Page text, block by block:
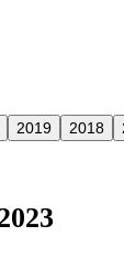
2019 2018